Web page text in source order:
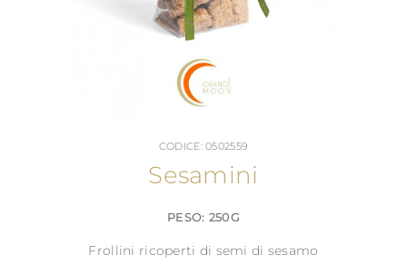
CODICE: 0502559
Sesamini
PESO: 250G
Frollini ricoperti di semi di sesamo